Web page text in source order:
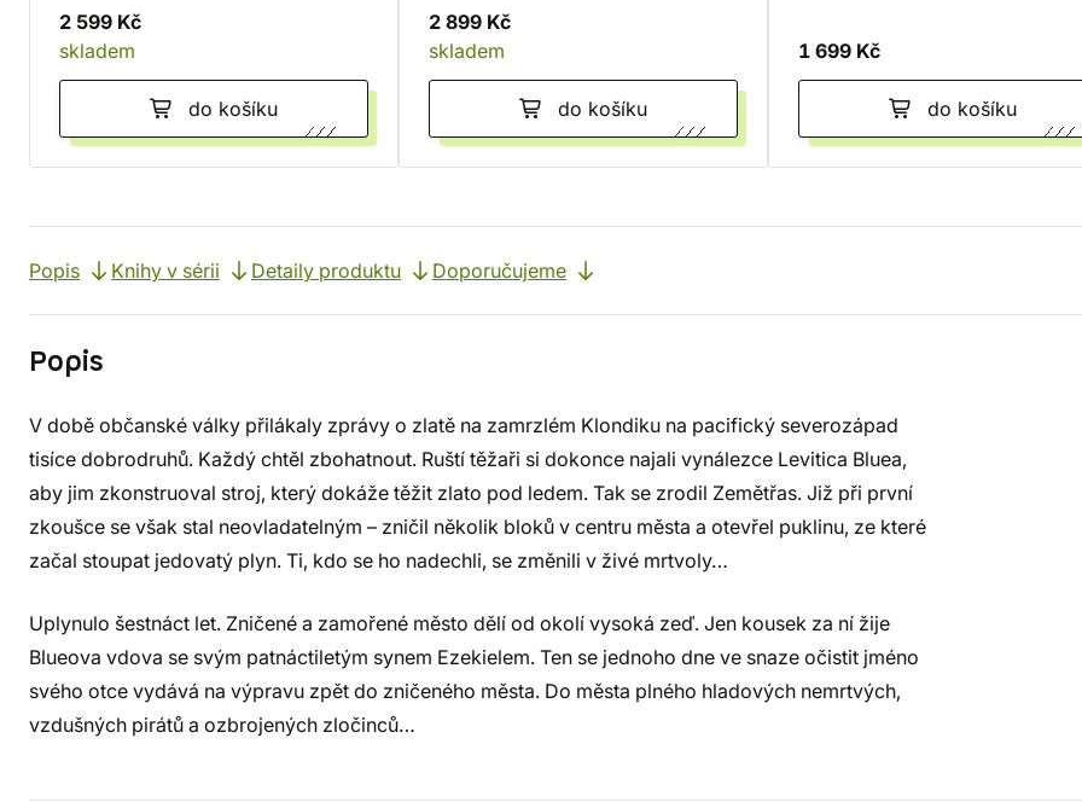
2 599 Kč
skladem
do košíku
2 899 Kč
skladem
do košíku
1 699 Kč
do košíku
Popis Knihy v sérii Detaily produktu Doporučujeme
Popis
V době občanské války přilákaly zprávy o zlatě na zamrzlém Klondiku na pacifický severozápad
tisíce dobrodruhů. Každý chtěl zbohatnout. Ruští těžaři si dokonce najali vynálezce Levitica Bluea,
aby jim zkonstruoval stroj, který dokáže těžit zlato pod ledem. Tak se zrodil Zemětřas. Již při první
zkoušce se však stal neovladatelným – zničil několik bloků v centru města a otevřel puklinu, ze které
začal stoupat jedovatý plyn. Ti, kdo se ho nadechli, se změnili v živé mrtvoly…
Uplynulo šestnáct let. Zničené a zamořené město dělí od okolí vysoká zeď. Jen kousek za ní žije
Blueova vdova se svým patnáctiletým synem Ezekielem. Ten se jednoho dne ve snaze očistit jméno
svého otce vydává na výpravu zpět do zničeného města. Do města plného hladových nemrtvých,
vzdušných pirátů a ozbrojených zločinců…